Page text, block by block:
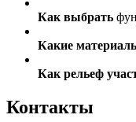
Как выбрать
Какие
Как рельеф
Контакты